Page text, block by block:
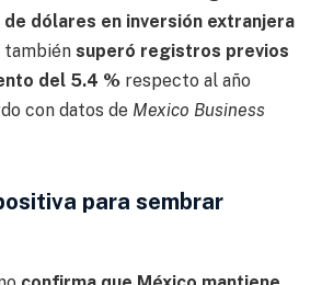
de dólares en inversión extranjera
también superó registros previos
del 5.4 % respecto al año
con datos de Mexico Business
para sembrar